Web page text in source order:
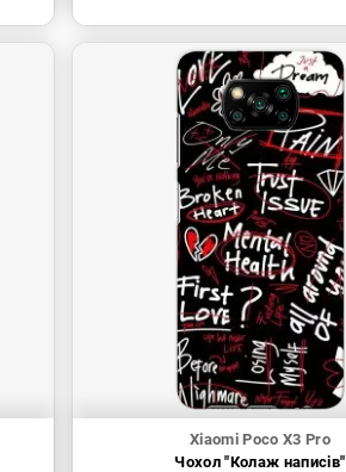
Xiaomi Poco X3 Pro
Чохол "Колаж написів"